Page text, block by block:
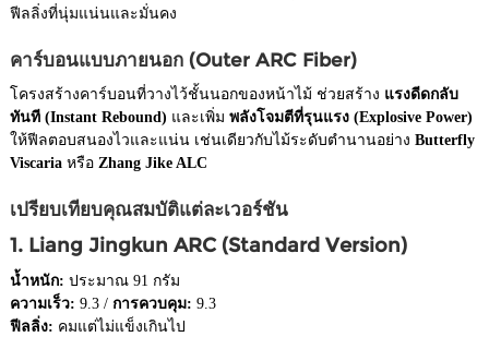
ฟีลลิ่งที่นุ่มแน่นและมั่นคง
คาร์บอนแบบภายนอก (Outer ARC Fiber)
โครงสร้างคาร์บอนที่วางไว้ชั้นนอกของหน้าไม้ ช่วยสร้าง แรงดีดกลับ
ทันที (Instant Rebound) และเพิ่ม พลังโจมตีที่รุนแรง (Explosive Power)
ให้ฟีลตอบสนองไวและแน่น เช่นเดียวกับไม้ระดับตำนานอย่าง Butterfly
Viscaria หรือ Zhang Jike ALC
เปรียบเทียบคุณสมบัติแต่ละเวอร์ชัน
1. Liang Jingkun ARC (Standard Version)
น้ำหนัก: ประมาณ 91 กรัม
ความเร็ว: 9.3 / การควบคุม: 9.3
ฟีลลิ่ง: คมแต่ไม่แข็งเกินไป